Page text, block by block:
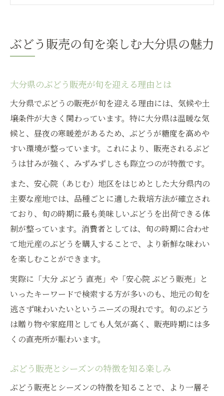
大分のぶどう販売直売所で旬を楽しむ体験
ぶどう狩りと販売を組み合わせた楽しみ方
直売所ならではのぶどう販売のメリットと
は
安心院直売所でぶどう販売を満喫するコツ
旬を逃さず選ぶぶどう販売のポイント
ぶどう販売のシーズンを見極める選び方
旬のぶどう販売を逃さない購入ポイント
大分県ぶどう販売で美味しさを選ぶコツ
ぶどう販売タイミング別のおすすめ情報
直売ぶどう販売で旬をしっかり味わう方法
大分で楽しむぶどうの販売時期ガイド
ぶどう販売時期を知って最良の選択を
大分のぶどう販売カレンダー徹底ガイド
旬のぶどう販売時期を家族で楽しむ方法
直売ぶどう販売のベストタイミングとは
ぶどう販売とシーズンを活用した贈り物ア
イデア
ぶどう販売の旬を楽しむ大分県の魅力
大分県のぶどう販売が旬を迎える理由とは
大分県でぶどうの販売が旬を迎える理由には、気候や土
壌条件が大きく関わっています。特に大分県は温暖な気
候と、昼夜の寒暖差があるため、ぶどうが糖度を高めや
すい環境が整っています。これにより、販売されるぶど
うは甘みが強く、みずみずしさも際立つのが特徴です。
また、安心院（あじむ）地区をはじめとした大分県内の
主要な産地では、品種ごとに適した栽培方法が確立され
ており、旬の時期に最も美味しいぶどうを出荷できる体
制が整っています。消費者としては、旬の時期に合わせ
て地元産のぶどうを購入することで、より新鮮な味わい
を楽しむことができます。
実際に「大分 ぶどう 直売」や「安心院 ぶどう販売」と
いったキーワードで検索する方が多いのも、地元の旬を
逃さず味わいたいというニーズの現れです。旬のぶどう
は贈り物や家庭用としても人気が高く、販売時期には多
くの直売所が賑わいます。
ぶどう販売とシーズンの特徴を知る楽しみ
ぶどう販売とシーズンの特徴を知ることで、より一層そ